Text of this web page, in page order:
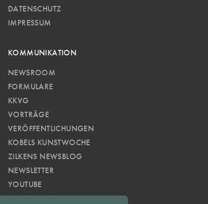
DATENSCHUTZ
IMPRESSUM
KOMMUNIKATION
NEWSROOM
FORMULARE
KKVG
VORTRÄGE
VERÖFFENTLICHUNGEN
KOBELS KUNSTWOCHE
ZILKENS NEWSBLOG
NEWSLETTER
YOUTUBE
INSTAGRAM